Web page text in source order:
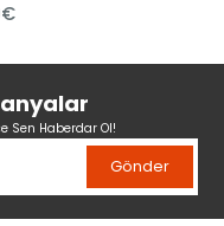
Sen Haberdar Ol!
Gönder